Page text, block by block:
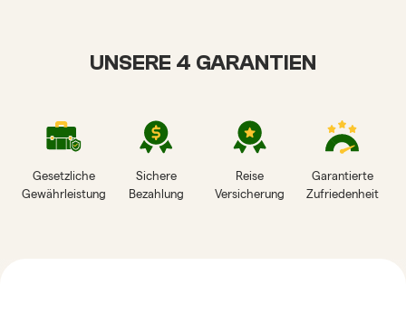
UNSERE 4 GARANTIEN
Gesetzliche
Gewährleistung
Sichere
Bezahlung
Reise
Versicherung
Garantierte
Zufriedenheit